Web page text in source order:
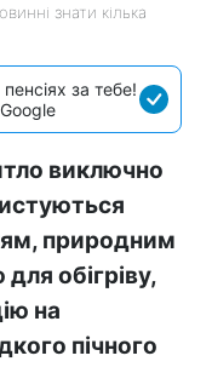
знати кілька
за тебе!
виключно
природним
обігріву,
на
пічного